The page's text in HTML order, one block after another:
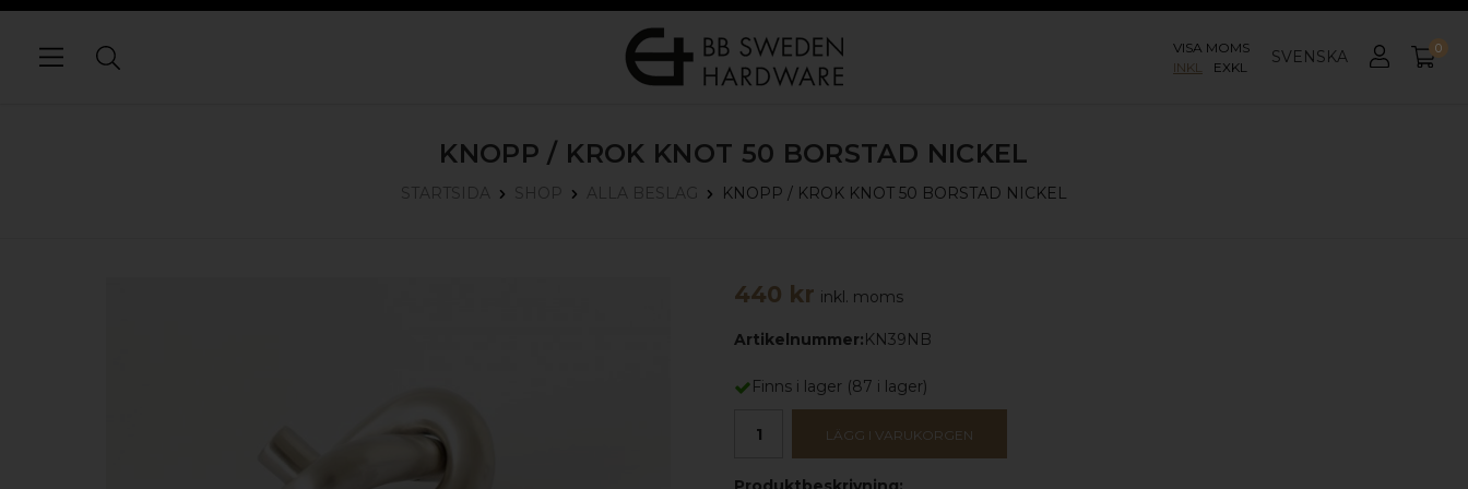
VISA MOMS
INKL
EXKL SVENSKA 0
KNOPP / KROK KNOT 50 BORSTAD NICKEL
STARTSIDA SHOP ALLA BESLAG KNOPP / KROK KNOT 50 BORSTAD NICKEL
440 kr inkl. moms
Artikelnummer:KN39NB
Finns i lager (87 i lager)
LÄGG I VARUKORGEN